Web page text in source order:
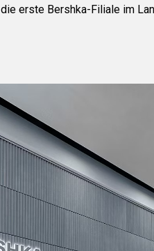
die erste Bershka-Filiale im